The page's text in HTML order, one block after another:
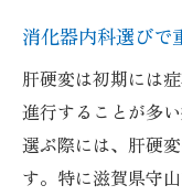
消化器内科選びで
肝硬変は初期には
進行することが多
選ぶ際には、肝硬
す。特に滋賀県守